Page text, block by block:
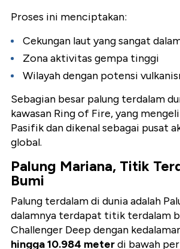
Proses ini menciptakan:
Cekungan laut yang sangat
Zona aktivitas gempa tinggi
Wilayah dengan potensi
Sebagian besar palung terdalam
kawasan Ring of Fire, yang
Pasifik dan dikenal sebagai pusat
global.
Palung Mariana, Titik
Bumi
Palung terdalam di dunia adalah
dalamnya terdapat titik terdalam
Challenger Deepdengan
hingga 10.984 meterdi bawah